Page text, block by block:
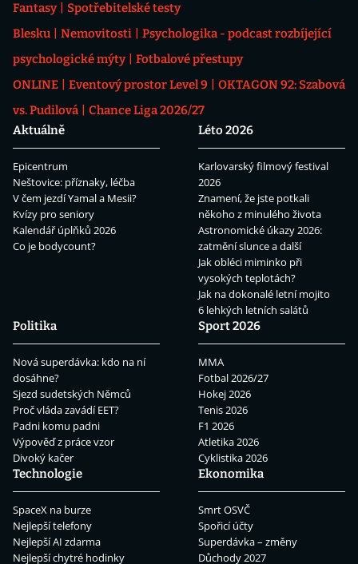
Fantasy
Spotřebitelské testy
Blesku
Nemovitosti
Psychologika - podcast rozbíjející
psychologické mýty
Fotbalové přestupy
ONLINE
Eventový prostor Level 9
OKTAGON 92: Szabová
vs. Pudilová
Chance Liga 2026/27
Aktuálně
Epicentrum
Neštovice: příznaky, léčba
V čem jezdí Yamal a Mesii?
Kvízy pro seniory
Kalendář úplňků 2026
Co je bodycount?
Léto 2026
Karlovarský filmový festival
2026
Znamení, že jste potkali
někoho z minulého života
Astronomické úkazy 2026:
zatmění slunce a další
Jak obléci miminko při
vysokých teplotách?
Jak na dokonalé letní mojito
6 lehkých letních salátů
Politika
Nová superdávka: kdo na ní
dosáhne?
Sjezd sudetských Němců
Proč vláda zavádí EET?
Padni komu padni
Výpověď z práce vzor
Divoký kačer
Sport 2026
MMA
Fotbal 2026/27
Hokej 2026
Tenis 2026
F1 2026
Atletika 2026
Cyklistika 2026
Technologie
SpaceX na burze
Nejlepší telefony
Nejlepší AI zdarma
Nejlepší chytré hodinky
Ekonomika
Smrt OSVČ
Spořicí účty
Superdávka – změny
Důchody 2027